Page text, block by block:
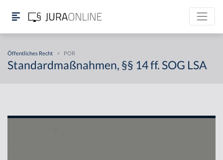
Öffentliches Recht > POR
Standardmaßnahmen, §§ 14 ff. SOG LSA